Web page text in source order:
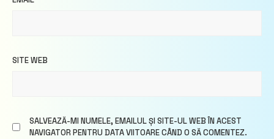
SITE WEB
SALVEAZĂ-MI NUMELE, EMAILUL ȘI SITE-UL WEB ÎN ACEST
NAVIGATOR PENTRU DATA VIITOARE CÂND O SĂ COMENTEZ.